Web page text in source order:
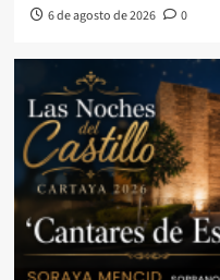
6 de agosto de 2026 0